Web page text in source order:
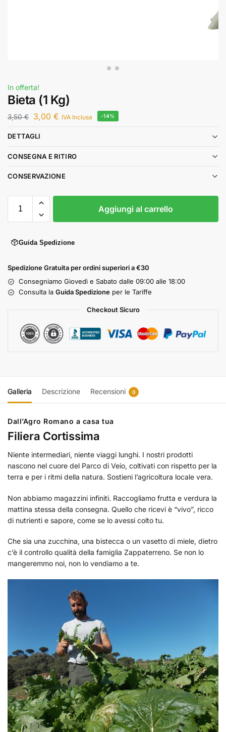
In offerta!
Bieta (1 Kg)
3,50€ 3,00 € IVA Inclusa -14%
DETTAGLI
CONSEGNA E RITIRO
CONSERVAZIONE
Aggiungi al carrello
Guida Spedizione
Spedizione Gratuita per ordini superiori a €30
Consegniamo Giovedì e Sabato dalle 09:00 alle 18:00
Consulta la Guida Spedizione per le Tariffe
Checkout Sicuro
Galleria Descrizione Recensioni 0
Dall’Agro Romano a casa tua
Filiera Cortissima
Niente intermediari, niente viaggi lunghi. I nostri prodotti
nascono nel cuore del Parco di Veio, coltivati con rispetto per la
terra e per i ritmi della natura. Sostieni l’agricoltura locale vera.
Non abbiamo magazzini infiniti. Raccogliamo frutta e verdura la
mattina stessa della consegna. Quello che ricevi è “vivo”, ricco
di nutrienti e sapore, come se lo avessi colto tu.
Che sia una zucchina, una bistecca o un vasetto di miele, dietro
c’è il controllo qualità della famiglia Zappaterreno. Se non lo
mangeremmo noi, non lo vendiamo a te.